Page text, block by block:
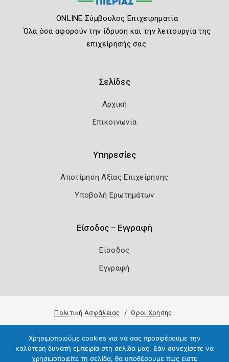
ONLINE Σύμβουλος Επιχειρηματία
Όλα όσα αφορούν την ίδρυση και την λειτουργία της
επιχείρησής σας.
Σελίδες
Αρχική
Επικοινωνία
Υπηρεσίες
Αποτίμηση Αξίας Επιχείρησης
Υποβολή Ερωτημάτων
Είσοδος – Εγγραφή
Είσοδος
Εγγραφή
Πολιτική Ασφάλειας Όροι Χρήσης
Χρησιμοποιούμε cookies για να σας προσφέρουμε την
καλύτερη δυνατή εμπειρία στη σελίδα μας. Εάν συνεχίσετε να
χρησιμοποιείτε τη σελίδα, θα υποθέσουμε πως είστε